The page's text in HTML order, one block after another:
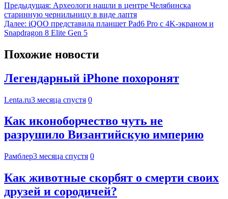
Предыдущая: Археологи нашли в центре Челябинска
старинную чернильницу в виде лаптя
Далее: iQOO представила планшет Pad6 Pro с 4K-экраном и
Snapdragon 8 Elite Gen 5
Похожие новости
Легендарный iPhone похоронят
Lenta.ru3 месяца спустя 0
Как иконоборчество чуть не
разрушило Византийскую империю
Рамблер3 месяца спустя 0
Как животные скорбят о смерти своих
друзей и сородичей?